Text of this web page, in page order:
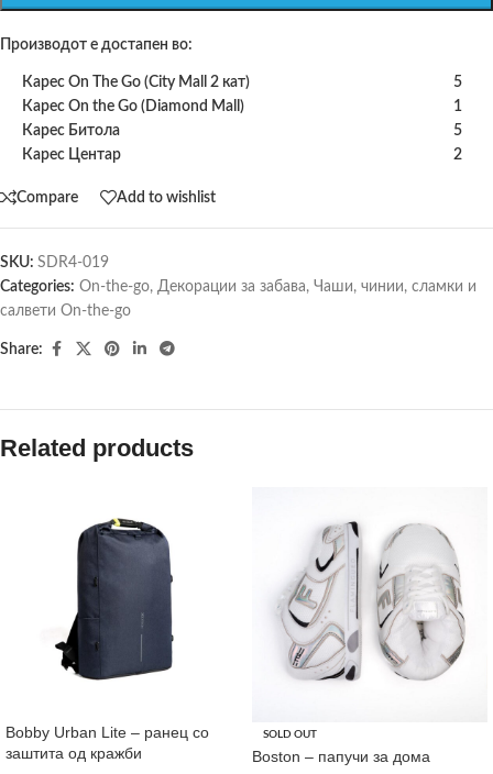
Производот е достапен во:
Карес On The Go (City Mall 2 кат)
5
Карес On the Go (Diamond Mall)
1
Карес Битола
5
Карес Центар
2
Compare Add to wishlist
SKU: SDR4-019
Categories: On-the-go, Декорации за забава, Чаши, чинии, сламки и
салвети On-the-go
Share:
Related products
Bobby Urban Lite – ранец со
заштита од кражби
SOLD OUT
Boston – папучи за дома